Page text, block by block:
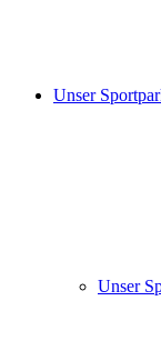
Unser
Unser